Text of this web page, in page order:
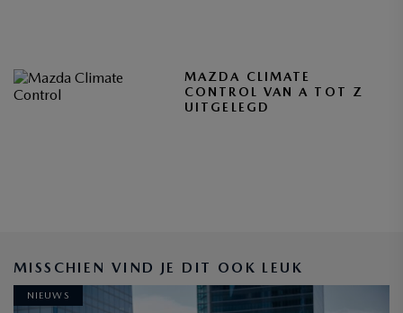
MAZDA CLIMATE
CONTROL VAN A TOT Z
UITGELEGD
MISSCHIEN VIND JE DIT OOK LEUK
NIEUWS